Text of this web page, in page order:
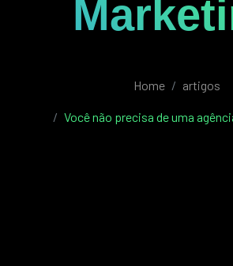
Home artigos
Você não precisa de uma